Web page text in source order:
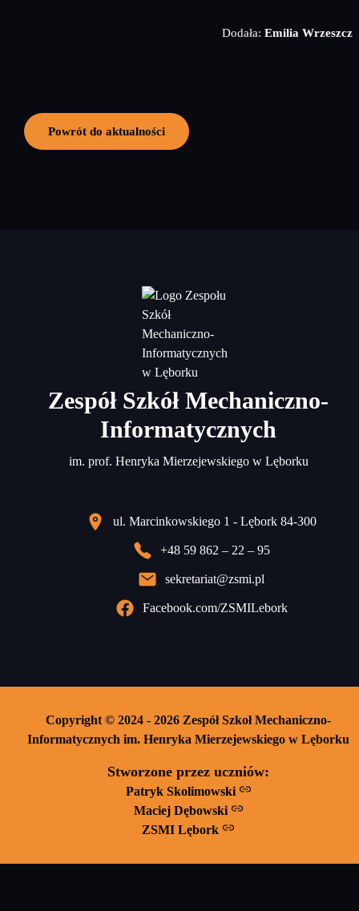
Dodała: Emilia Wrzeszcz
Powrót do aktualności
Zespół Szkół Mechaniczno-
Informatycznych
im. prof. Henryka Mierzejewskiego w Lęborku
ul. Marcinkowskiego 1 - Lębork 84-300
+48 59 862 – 22 – 95
sekretariat@zsmi.pl
Facebook.com/ZSMILebork
Copyright © 2024 - 2026 Zespół Szkoł Mechaniczno-
Informatycznych im. Henryka Mierzejewskiego w Lęborku
Stworzone przez uczniów:
Patryk Skolimowski
Maciej Dębowski
ZSMI Lębork